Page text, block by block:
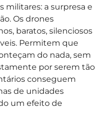
militares: a surpresa e
Os drones
baratos, silenciosos
Permitem que
do nada, sem
por serem tão
conseguem
de unidades
um efeito de